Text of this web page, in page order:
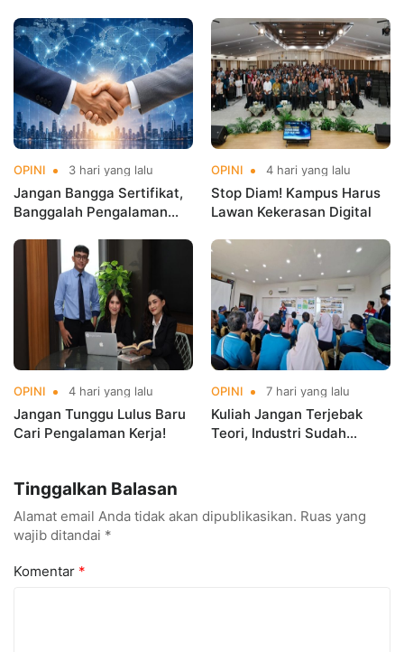
OPINI 3 hari yang lalu
Jangan Bangga Sertifikat,
Banggalah Pengalaman
OPINI 4 hari yang lalu
Stop Diam! Kampus Harus
Lawan Kekerasan Digital
OPINI 4 hari yang lalu
Jangan Tunggu Lulus Baru
Cari Pengalaman Kerja!
OPINI 7 hari yang lalu
Kuliah Jangan Terjebak
Teori, Industri Sudah
Tinggalkan Balasan
Alamat email Anda tidak akan dipublikasikan. Ruas yang
wajib ditandai *
Komentar *